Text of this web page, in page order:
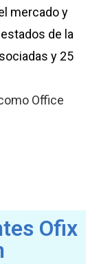
mercado y
de la
y 25
Office
Ofix